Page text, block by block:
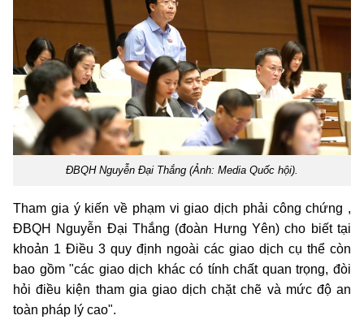
ĐBQH Nguyễn Đại Thắng (Ảnh: Media Quốc hội).
Tham gia ý kiến về phạm vi giao dịch phải công chứng ,
ĐBQH Nguyễn Đại Thắng (đoàn Hưng Yên) cho biết tại
khoản 1 Điều 3 quy định ngoài các giao dịch cụ thể còn
bao gồm "các giao dịch khác có tính chất quan trọng, đòi
hỏi điều kiện tham gia giao dịch chặt chẽ và mức độ an
toàn pháp lý cao".